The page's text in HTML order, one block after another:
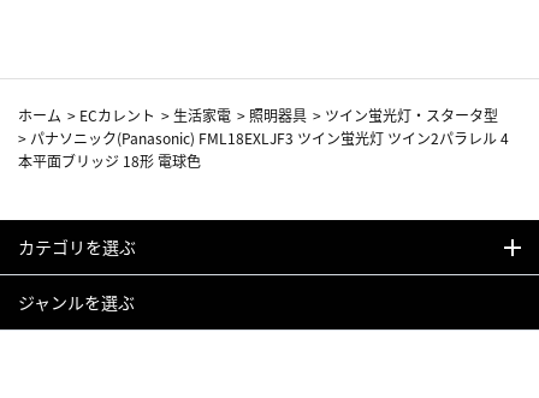
ホーム > ECカレント > 生活家電 > 照明器具 > ツイン蛍光灯・スタータ型
> パナソニック(Panasonic) FML18EXLJF3 ツイン蛍光灯 ツイン2パラレル 4
本平面ブリッジ 18形 電球色
カテゴリを選ぶ
ジャンルを選ぶ